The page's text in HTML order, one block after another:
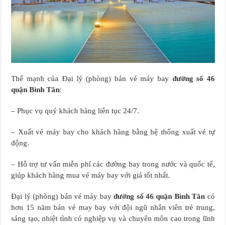
Thế mạnh của Đại lý (phòng) bán vé máy bay đường số 46
quận Bình Tân:
– Phục vụ quý khách hàng liên tục 24/7.
– Xuất vé máy bay cho khách hàng bằng hệ thống xuất vé tự
động.
– Hỗ trợ tư vấn miễn phí các đường bay trong nước và quốc tế,
giúp khách hàng mua vé máy bay với giá tốt nhất.
Đại lý (phòng) bán vé máy bayđường số 46 quận Bình Tân có
hơn 15 năm bán vé may bay với đội ngũ nhân viên trẻ trung,
sáng tạo, nhiệt tình có nghiệp vụ và chuyên môn cao trong lĩnh